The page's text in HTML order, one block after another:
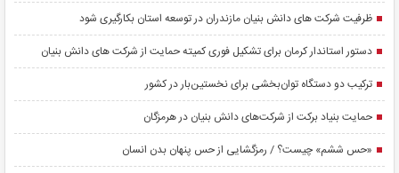
ظرفیت شرکت های دانش بنیان مازندران در توسعه استان بکارگیری شود
دستور استاندار کرمان برای تشکیل فوری کمیته حمایت از شرکت های دانش بنیان
ترکیب دو دستگاه توان‌بخشی برای نخستین‌بار در کشور
حمایت بنیاد برکت از شرکت‌های دانش بنیان در هرمزگان
«حس ششم» چیست؟ / رمزگشایی از حس پنهان بدن انسان